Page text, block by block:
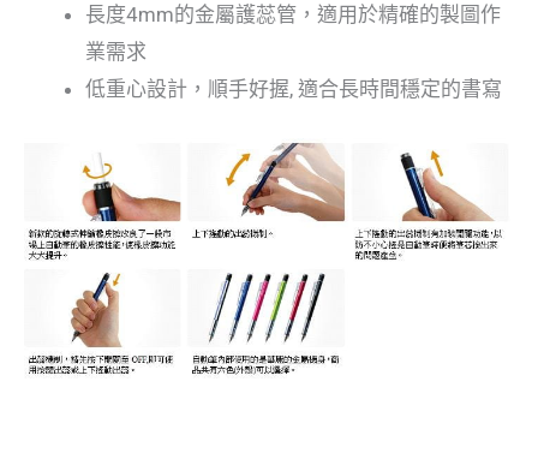
長度4mm的金屬護蕊管，適用於精確的製圖作
業需求
低重心設計，順手好握, 適合長時間穩定的書寫